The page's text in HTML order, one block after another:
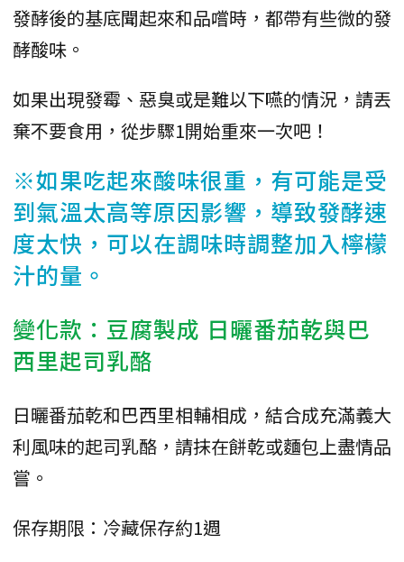
發酵後的基底聞起來和品嚐時，都帶有些微的發
酵酸味。
如果出現發霉、惡臭或是難以下嚥的情況，請丟
棄不要食用，從步驟1開始重來一次吧！
※如果吃起來酸味很重，有可能是受
到氣溫太高等原因影響，導致發酵速
度太快，可以在調味時調整加入檸檬
汁的量。
變化款：豆腐製成 日曬番茄乾與巴
西里起司乳酪
日曬番茄乾和巴西里相輔相成，結合成充滿義大
利風味的起司乳酪，請抹在餅乾或麵包上盡情品
嘗。
保存期限：冷藏保存約1週